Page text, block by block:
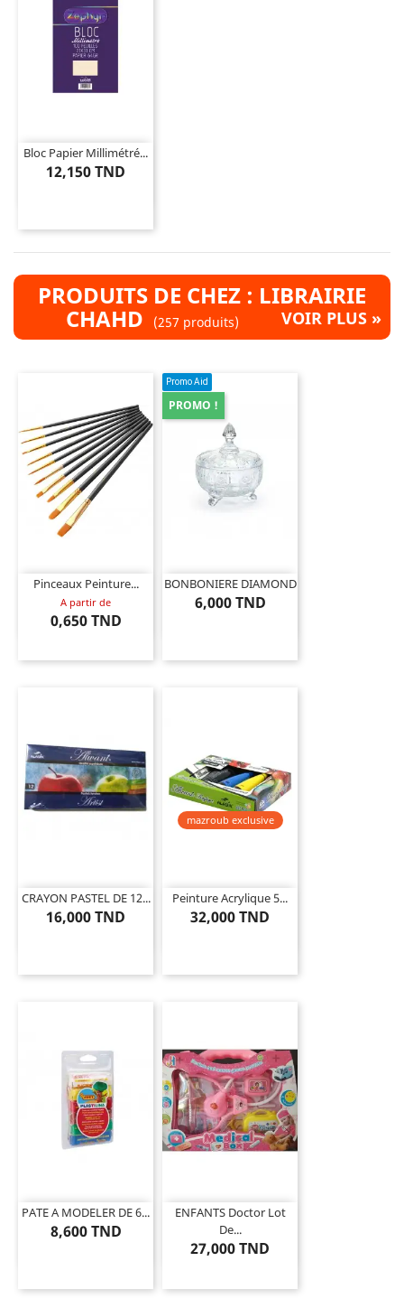
Bloc Papier Millimétré...
12,150 TND
PRODUITS DE CHEZ : LIBRAIRIE
CHAHD (257 produits) VOIR PLUS »
Pinceaux Peinture...
A partir de
0,650 TND
Promo Aid
BONBONIERE DIAMOND
6,000 TND
PROMO !
CRAYON PASTEL DE 12...
16,000 TND
Peinture Acrylique 5...
32,000 TND
mazroub exclusive
PATE A MODELER DE 6...
8,600 TND
ENFANTS Doctor Lot
De...
27,000 TND